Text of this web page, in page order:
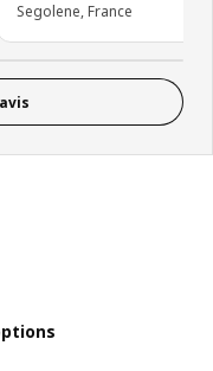
Segolene, France